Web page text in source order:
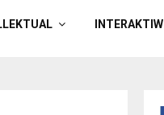
INTERAKTIW